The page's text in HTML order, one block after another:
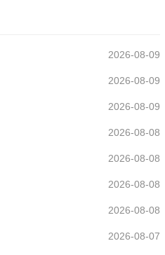
2026-08-09
2026-08-09
2026-08-09
2026-08-08
2026-08-08
2026-08-08
2026-08-08
2026-08-07